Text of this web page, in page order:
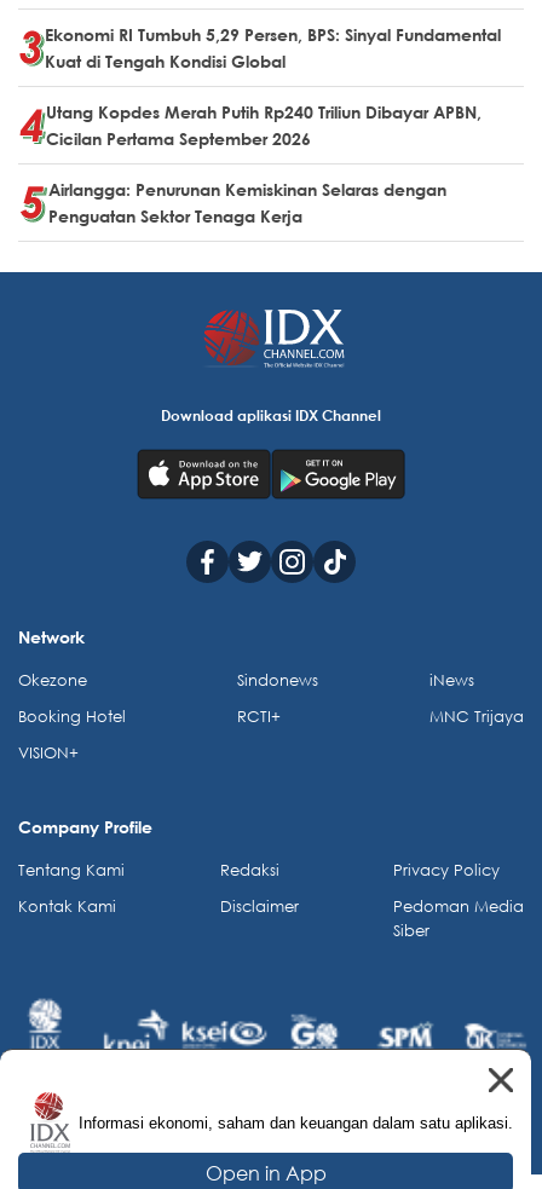
Ekonomi RI Tumbuh 5,29 Persen, BPS: Sinyal Fundamental
Kuat di Tengah Kondisi Global
Utang Kopdes Merah Putih Rp240 Triliun Dibayar APBN,
Cicilan Pertama September 2026
Airlangga: Penurunan Kemiskinan Selaras dengan
Penguatan Sektor Tenaga Kerja
Informasi ekonomi, saham dan keuangan dalam satu aplikasi.
Open in App
Download aplikasi IDX Channel
Network
Okezone
Booking Hotel
VISION+
Sindonews
RCTI+
iNews
MNC Trijaya
Company Profile
Tentang Kami
Kontak Kami
Redaksi
Disclaimer
Privacy Policy
Pedoman Media
Siber
© 2026 IDX Channel. All Rights Reserved.